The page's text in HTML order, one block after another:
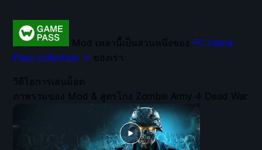
วิดีโอการเล่นม็อด
ภาพรวมของ Mod & สูตรโกง Zombie Army 4 Dead War
Mod เหล่านี้เป็นส่วนหนึ่งของ PC Game
Pass collection → ของเรา